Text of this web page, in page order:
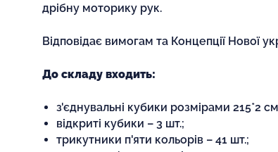
дрібну моторику рук.
Відповідає вимогам та Концепції Нової
До складу входить:
з'єднувальні кубики розмірами 215*2
відкриті кубики – 3 шт.;
трикутники п'яти кольорів – 41 шт.;